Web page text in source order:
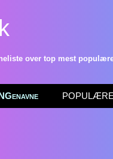
over top mest
POPULÆRE